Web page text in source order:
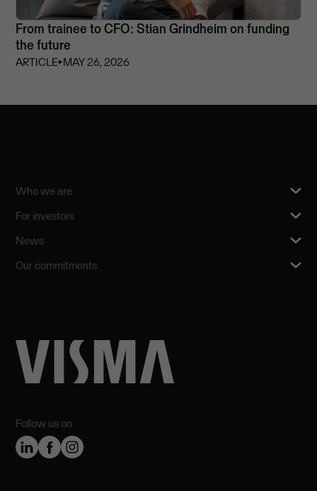
From trainee to CFO: Stian Grindheim on funding
the future
ARTICLE⏵MAY 26, 2026
Follow us on
Who we are
For investors
News
Our commitments